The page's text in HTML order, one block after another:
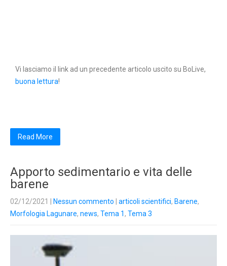
Vi lasciamo il link ad un precedente articolo uscito su BoLive,
buona lettura!
Read More
Apporto sedimentario e vita delle
barene
02/12/2021 Nessun commento articoli scientifici, Barene,
Morfologia Lagunare, news, Tema 1 , Tema 3